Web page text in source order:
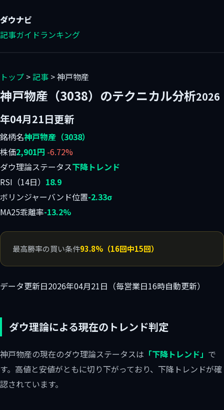
ダウナビ
記事ガイドランキング
トップ >記事 > 神戸物産
神戸物産（3038）のテクニカル分析2026
年04月21日更新
銘柄名神戸物産（3038）
株価2,901円 -6.72%
ダウ理論ステータス下降トレンド
RSI（14日） 18.9
ボリンジャーバンド位置-2.33σ
MA25乖離率-13.2%
最高勝率の買い条件93.8%（16回中15回）
データ更新日2026年04月21日（毎営業日16時自動更新）
ダウ理論による現在のトレンド判定
神戸物産の現在のダウ理論ステータスは 「下降トレンド」 で
す。高値と安値がともに切り下がっており、下降トレンドが確
認されています。